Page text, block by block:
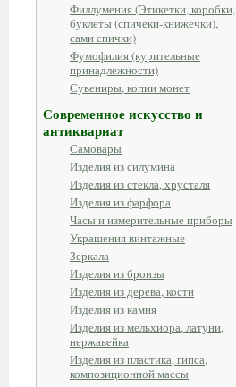
Филлумения (Этикетки, коробки,
буклеты (спичеки-книжечки),
сами спички)
Фумофилия (курительные
принадлежности)
Сувениры, копии монет
Современное искусство и
антиквариат
Самовары
Изделия из силумина
Изделия из стекла, хрусталя
Изделия из фарфора
Часы и измерительные приборы
Украшения винтажные
Зеркала
Изделия из бронзы
Изделия из дерева, кости
Изделия из камня
Изделия из мельхиора, латуни,
нержавейка
Изделия из пластика, гипса,
композиционной массы